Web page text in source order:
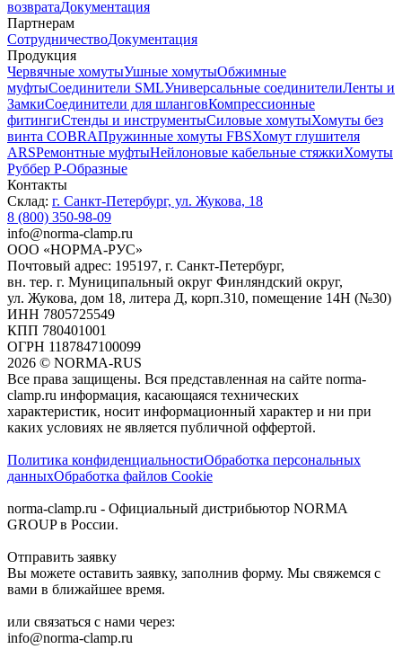
возвратаДокументация
Партнерам
СотрудничествоДокументация
Продукция
Червячные хомутыУшные хомутыОбжимные
муфтыСоединители SMLУниверсальные соединителиЛенты и
ЗамкиСоединители для шланговКомпрессионные
фитингиСтенды и инструментыСиловые хомутыХомуты без
винта COBRAПружинные хомуты FBSХомут глушителя
ARSРемонтные муфтыНейлоновые кабельные стяжкиХомуты
Руббер Р-Образные
Контакты
Склад: г. Санкт-Петербург, ул. Жукова, 18
8 (800) 350-98-09
info@norma-clamp.ru
ООО «НОРМА-РУС»
Почтовый адрес: 195197, г. Санкт-Петербург,
вн. тер. г. Муниципальный округ Финляндский округ,
ул. Жукова, дом 18, литера Д, корп.310, помещение 14Н (№30)
ИНН 7805725549
КПП 780401001
ОГРН 1187847100099
2026 © NORMA-RUS
Все права защищены. Вся представленная на сайте norma-
clamp.ru информация, касающаяся технических
характеристик, носит информационный характер и ни при
каких условиях не является публичной оффертой.‍
Политика конфиденциальностиОбработка персональных
данныхОбработка файлов Cookie
norma-clamp.ru - Официальный дистрибьютор NORMA
GROUP в России.
Отправить заявку
Вы можете оставить заявку, заполнив форму. Мы свяжемся с
вами в ближайшее время.
или связаться с нами через:
info@norma-clamp.ru